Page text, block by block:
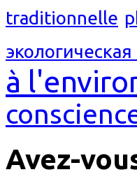
traditionnelle
экологическая
à
Avez-